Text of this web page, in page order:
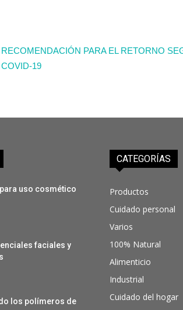
RECOMENDACIÓN PARA EL RETORNO
COVID-19
uso cosmético
faciales y
los polímeros de
CATEGORÍAS
Productos
Cuidado personal
Varios
100% Natural
Alimenticio
Industrial
Cuidado del hogar